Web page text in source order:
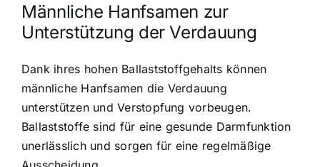
Männliche Hanfsamen zur
Unterstützung der Verdauung
Dank ihres hohen Ballaststoffgehalts können
männliche Hanfsamen die Verdauung
unterstützen und Verstopfung vorbeugen.
Ballaststoffe sind für eine gesunde Darmfunktion
unerlässlich und sorgen für eine regelmäßige